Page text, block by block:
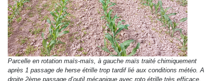
Parcelle en rotation maïs-maïs, à gauche maïs traité chimiquement
après 1 passage de herse étrille trop tardif lié aux conditions météo. A
droite 2ème passage d’outil mécanique avec roto étrille très efficace.